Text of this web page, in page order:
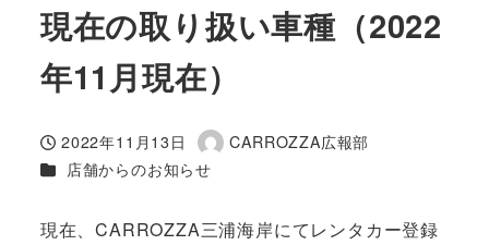
現在の取り扱い車種（2022
年11月現在）
投稿日
2022年11月13日
著
者
CARROZZA広報部
カテゴリー
店舗からのお知らせ
現在、CARROZZA三浦海岸にてレンタカー登録